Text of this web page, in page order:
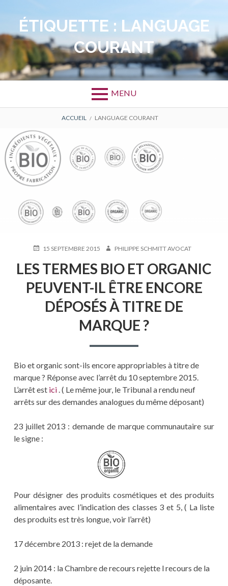
contenuÉTIQUETTE : LANGUAGE
COURANT
MENU
D'ARIANE
ACCUEIL LANGUAGE COURANT
PUBLIÉ15 SEPTEMBRE 2015 AUTEURPHILIPPE SCHMITT AVOCAT
LES TERMES BIO ET ORGANIC
PEUVENT-IL ÊTRE ENCORE
DÉPOSÉS À TITRE DE
MARQUE ?
Bio et organic sont-ils encore appropriables à titre de
marque ? Réponse avec l’arrêt du 10 septembre 2015.
L’arrêt est ici. ( Le même jour, le Tribunal a rendu neuf
arrêts sur des demandes analogues du même déposant)
23 juillet 2013 : demande de marque communautaire sur
le signe :
Pour désigner des produits cosmétiques et des produits
alimentaires avec l’indication des classes 3 et 5, ( La liste
des produits est très longue, voir l’arrêt)
17 décembre 2013 : rejet de la demande
2 juin 2014 : la Chambre de recours rejette l recours de la
déposante.